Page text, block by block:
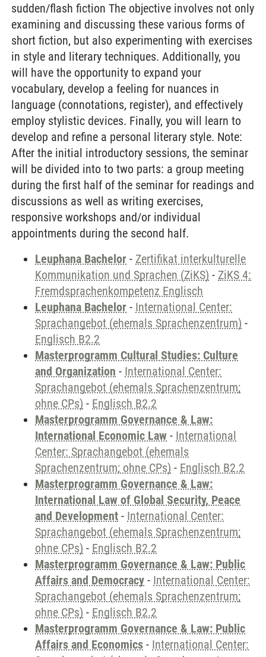
sudden/flash fiction The objective involves not only
examining and discussing these various forms of
short fiction, but also experimenting with exercises
in style and literary techniques. Additionally, you
will have the opportunity to expand your
vocabulary, develop a feeling for nuances in
language (connotations, register), and effectively
employ stylistic devices. Finally, you will learn to
develop and refine a personal literary style. Note:
After the initial introductory sessions, the seminar
will be divided into to two parts: a group meeting
during the first half of the seminar for readings and
discussions as well as writing exercises,
responsive workshops and/or individual
appointments during the second half.
Leuphana Bachelor - Zertifikat interkulturelle
Kommunikation und Sprachen (ZiKS) - ZiKS 4:
Fremdsprachenkompetenz Englisch
Leuphana Bachelor - International Center:
Sprachangebot (ehemals Sprachenzentrum) -
Englisch B2.2
Masterprogramm Cultural Studies: Culture
and Organization - International Center:
Sprachangebot (ehemals Sprachenzentrum;
ohne CPs) - Englisch B2.2
Masterprogramm Governance & Law:
International Economic Law - International
Center: Sprachangebot (ehemals
Sprachenzentrum; ohne CPs) - Englisch B2.2
Masterprogramm Governance & Law:
International Law of Global Security, Peace
and Development - International Center:
Sprachangebot (ehemals Sprachenzentrum;
ohne CPs) - Englisch B2.2
Masterprogramm Governance & Law: Public
Affairs and Democracy - International Center:
Sprachangebot (ehemals Sprachenzentrum;
ohne CPs) - Englisch B2.2
Masterprogramm Governance & Law: Public
Affairs and Economics - International Center: